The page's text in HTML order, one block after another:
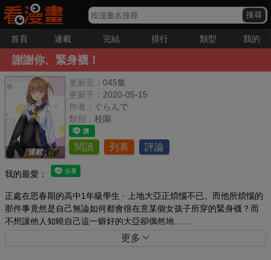
首頁 連載 完結 排行 類型 我的
謝謝你、緊身襪！
連載
更新至： 045集
更新于： 2020-05-15
作者： ぐらんで
類別： 校園
閱讀 列表 評論
我的最愛：
正處在思春期的高中1年級學生 · 上地大亞正煩惱不已。而他所煩惱的
那件事竟然是自己無論如何都會很在意某個女孩子所穿的緊身襪？而
不想讓他人知曉自己這一癖好的大亞卻偶然地……
更多